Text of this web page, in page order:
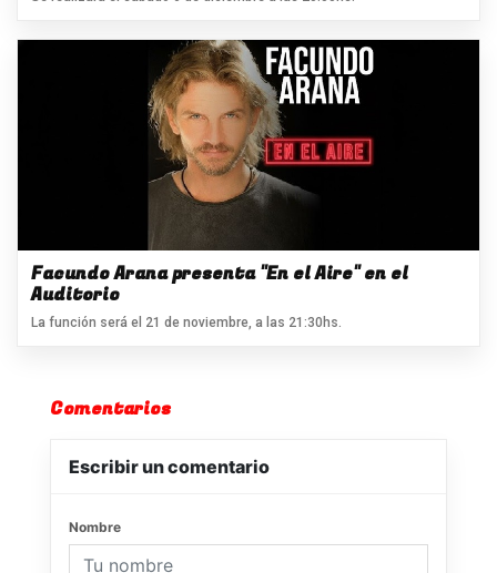
Facundo Arana presenta "En el Aire" en el
Auditorio
La función será el 21 de noviembre, a las 21:30hs.
Comentarios
Escribir un comentario
Nombre